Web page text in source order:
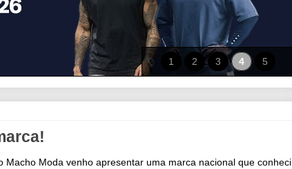
1 2 3 4 5
Moda venho apresentar uma marca nacional que conheci